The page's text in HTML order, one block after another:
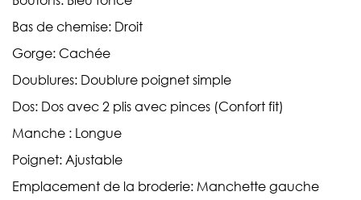
Bas de chemise: Droit
Gorge: Cachée
Doublures: Doublure poignet simple
Dos: Dos avec 2 plis avec pinces (Confort fit)
Manche : Longue
Poignet: Ajustable
Emplacement de la broderie: Manchette gauche